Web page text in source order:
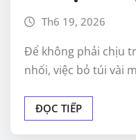
Th6 19, 2026
Để không phải chịu
nhối, việc bỏ túi vài
ĐỌC TIẾP